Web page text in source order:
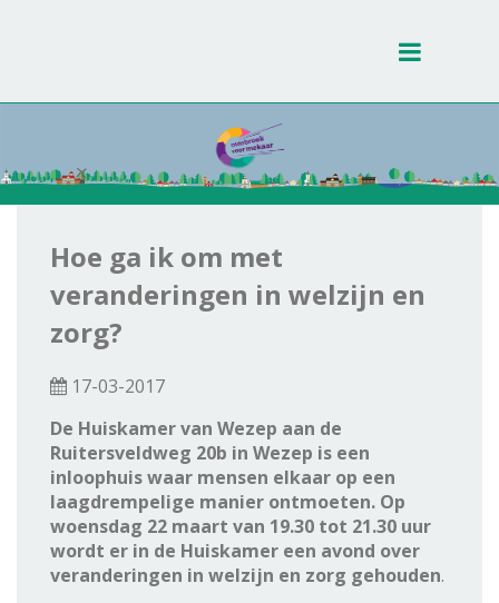
Toggle
Hoe ga ik om met
veranderingen in welzijn en
zorg?
17-03-2017
De Huiskamer van Wezep aan de
Ruitersveldweg 20b in Wezep is een
inloophuis waar mensen elkaar op een
laagdrempelige manier ontmoeten. Op
woensdag 22 maart van 19.30 tot 21.30 uur
wordt er in de Huiskamer een avond over
veranderingen in welzijn en zorg gehouden.